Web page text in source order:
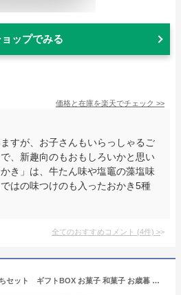
ップでみる
価格と在庫を楽天でチェック >>
すが、お子さんもいらっしゃるご
、新趣向のもおもしろいかと思い
き」は、牛たん味や塩竈の藻塩味
はの味つけのも入ったおかき5種
全てのおすすめコメント (4件) >
【送料無料】ずんだもちセット ギフトBOX お菓子 和菓子 お歳暮 敬老の日 ギフト ずんだ餅 ずんだ お土産 スイーツ 仙台銘菓 贈り物